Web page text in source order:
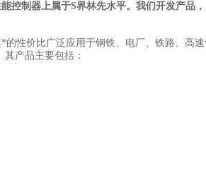
控制器上属于S界林先水平。我们开发产品
性价比广泛应用于钢铁、电厂、铁路、高
产品主要包括：